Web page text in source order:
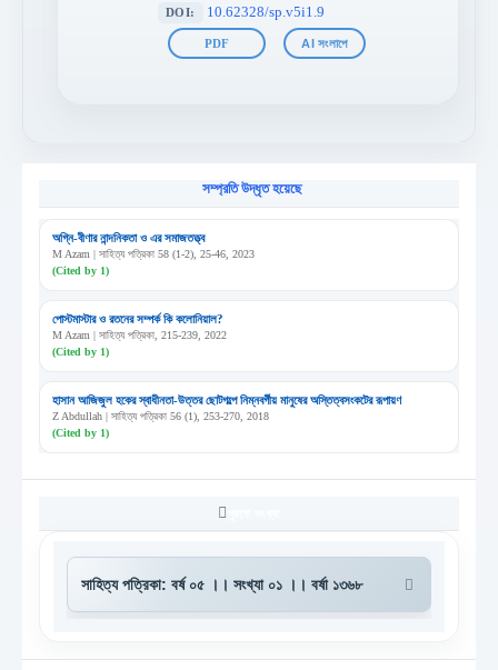
DOI: 10.62328/sp.v5i1.9
PDF AI সংলাপে
সম্প্রতি উদ্ধৃত হয়েছে
অগ্নি-বীণার নান্দনিকতা ও এর সমাজতত্ত্ব
M Azam | সাহিত্য পত্রিকা 58 (1-2), 25-46, 2023
(Cited by 1)
পোস্টমাস্টার ও রতনের সম্পর্ক কি কলোনিয়াল?
M Azam | সাহিত্য পত্রিকা, 215-239, 2022
(Cited by 1)
হাসান আজিজুল হকের স্বাধীনতা-উত্তর ছোটগল্পে নিম্নবর্গীয় মানুষের অস্তিত্বসংকটের রূপায়ণ
Z Abdullah | সাহিত্য পত্রিকা 56 (1), 253-270, 2018
(Cited by 1)